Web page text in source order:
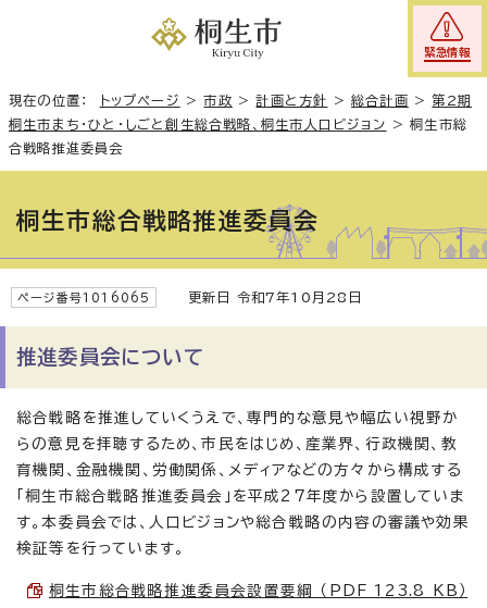
緊急情報
現在の位置： トップページ >市政 >計画と方針 >総合計画 >第2期
桐生市まち・ひと・しごと創生総合戦略、桐生市人口ビジョン
>桐生市総
合戦略推進委員会
桐生市総合戦略推進委員会
ページ番号1016065 更新日 令和7年10月28日
推進委員会について
総合戦略を推進していくうえで、専門的な意見や幅広い視野か
らの意見を拝聴するため、市民をはじめ、産業界、行政機関、教
育機関、金融機関、労働関係、メディアなどの方々から構成する
「桐生市総合戦略推進委員会」を平成27年度から設置していま
す。本委員会では、人口ビジョンや総合戦略の内容の審議や効果
検証等を行っています。
桐生市総合戦略推進委員会設置要綱 （PDF 123.8 KB）